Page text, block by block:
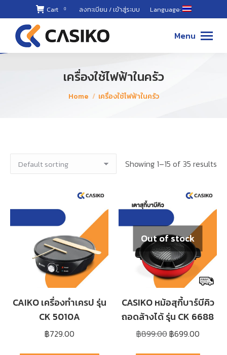
Cart 0 ลงทะเบียน / เข้าสู่ระบบ Language:
Menu
เครื่องใช้ไฟฟ้าในครัว
You are here:
Home เครื่องใช้ไฟฟ้าในครัว
Showing 1–15 of 35 results
CAIKO เครื่องทำเครป รุ่น
CK 5010A
฿729.00
Out of stock
CASIKO หม้อสุกี้บาร์บีคิว
ถอดล้างได้ รุ่น CK 6688
฿899.00Original
฿699.00Current